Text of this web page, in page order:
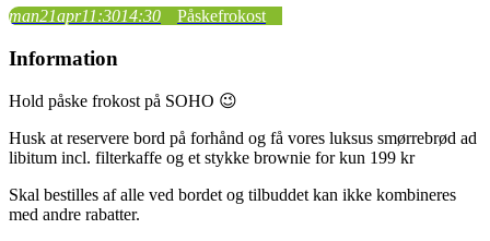
man21apr11:3014:30 Påskefrokost
Information
Hold påske frokost på SOHO 😉
Husk at reservere bord på forhånd og få vores luksus smørrebrød ad
libitum incl. filterkaffe og et stykke brownie for kun 199 kr
Skal bestilles af alle ved bordet og tilbuddet kan ikke kombineres
med andre rabatter.